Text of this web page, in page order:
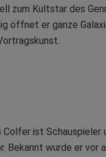
zum Kultstar des
öffnet er ganze
Colfer ist Schauspieler
Bekannt wurde er vor